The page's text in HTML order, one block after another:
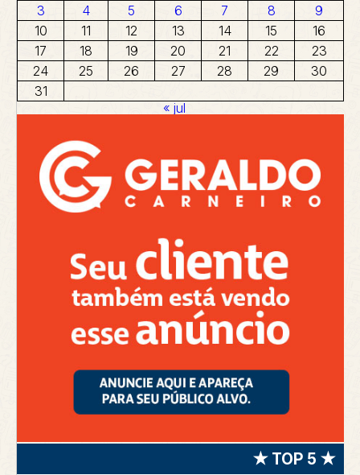
3
4 5 6 7 8
9
10
11 12 13 14 15
16
17
18 19 20 21 22
23
24
25 26 27 28 29
30
31
« jul
★ TOP 5 ★